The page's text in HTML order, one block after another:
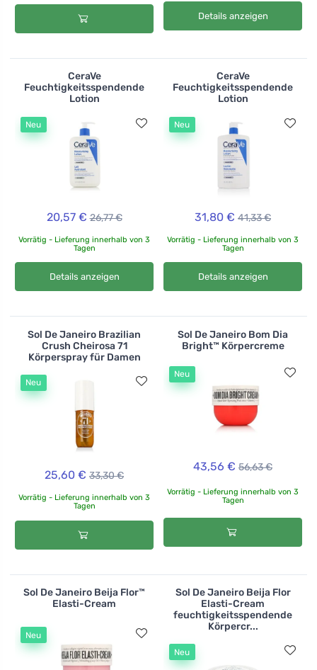
Details anzeigen
CeraVe
Feuchtigkeitsspendende
Lotion
Neu
20,57 € 26,77 €
Vorrätig - Lieferung innerhalb von 3
Tagen
Details anzeigen
CeraVe
Feuchtigkeitsspendende
Lotion
Neu
31,80 € 41,33 €
Vorrätig - Lieferung innerhalb von 3
Tagen
Details anzeigen
Sol De Janeiro Brazilian
Crush Cheirosa 71
Körperspray für Damen
Neu
25,60 € 33,30 €
Vorrätig - Lieferung innerhalb von 3
Tagen
Sol De Janeiro Bom Dia
Bright™ Körpercreme
Neu
43,56 € 56,63 €
Vorrätig - Lieferung innerhalb von 3
Tagen
Sol De Janeiro Beija Flor™
Elasti-Cream
Neu
Sol De Janeiro Beija Flor
Elasti-Cream
feuchtigkeitsspendende
Körpercr...
Neu